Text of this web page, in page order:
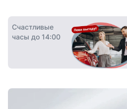
Счастливые
часы до 14:00